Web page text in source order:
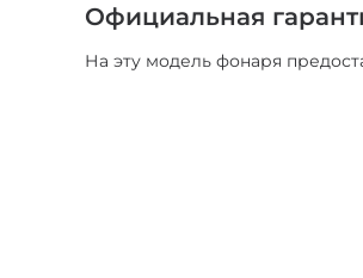
Официальная
На эту модель фонаря